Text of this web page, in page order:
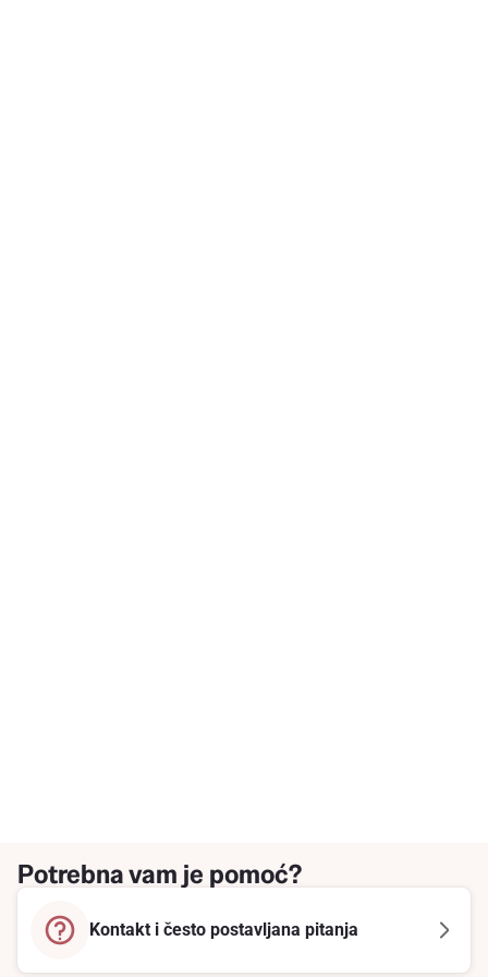
Potrebna vam je pomoć?
Kontakt i često postavljana pitanja